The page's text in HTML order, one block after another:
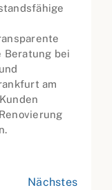
Beratung bei
am
Nächstes